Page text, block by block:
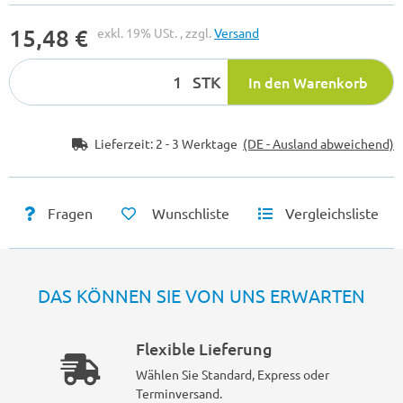
15,48 € exkl. 19% USt. , zzgl.Versand
STK In den Warenkorb
Lieferzeit: 2 - 3 Werktage (DE - Ausland abweichend)
Fragen Wunschliste Vergleichsliste
DAS KÖNNEN SIE VON UNS ERWARTEN
Flexible Lieferung
Wählen Sie Standard, Express oder
Terminversand.